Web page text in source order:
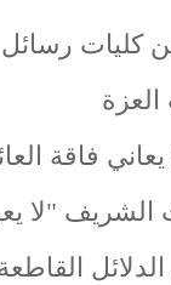
كليات
العزة
فاقة